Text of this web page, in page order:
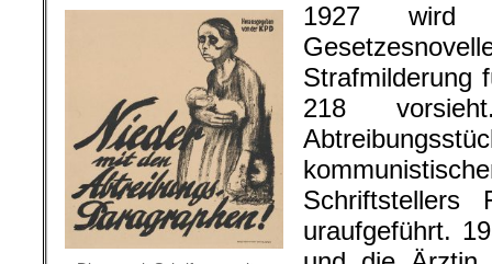
1927 wird
Strafmilderung
218
uraufgeführt.